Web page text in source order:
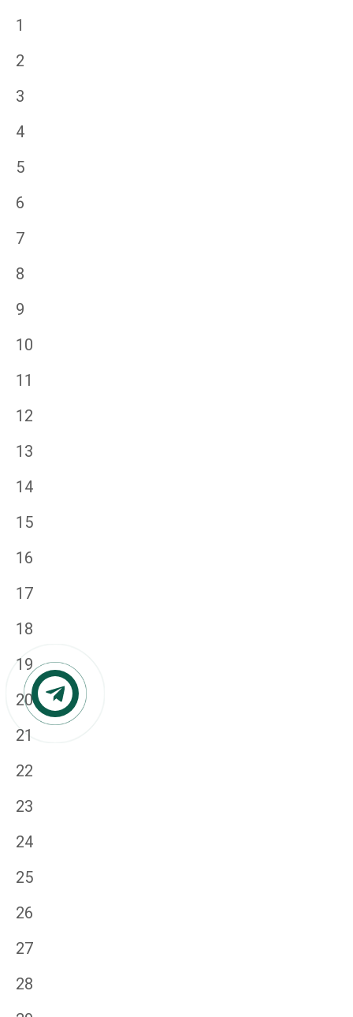
1
2
3
4
5
6
7
8
9
10
11
12
13
14
15
16
17
18
19
20
21
22
23
24
25
26
27
28